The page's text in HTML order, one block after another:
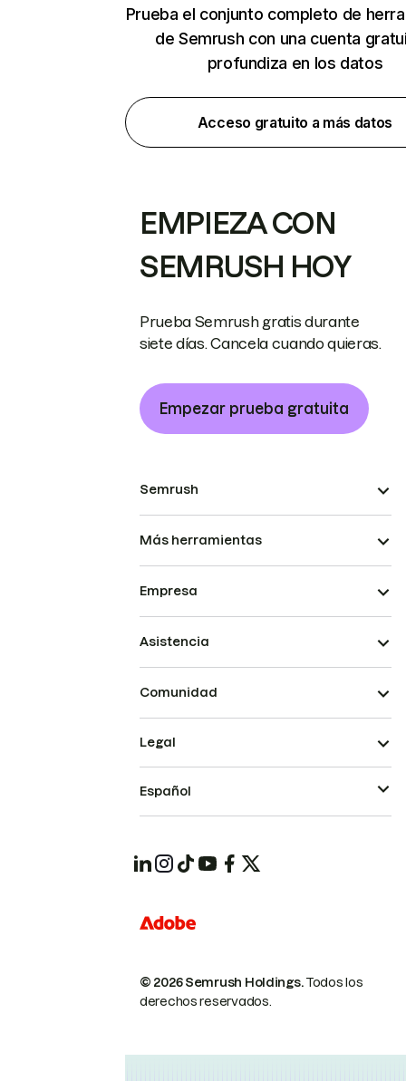
Prueba el conjunto completo de
de Semrush con una cuenta
profundiza en los datos
Acceso gratuito a más datos
EMPIEZA CON
SEMRUSH HOY
Prueba Semrush gratis durante
siete días. Cancela cuando quieras.
Empezar prueba gratuita
Semrush
Más herramientas
Empresa
Asistencia
Comunidad
© 2026 Semrush Holdings.Todos los
derechos reservados.
Legal
Español